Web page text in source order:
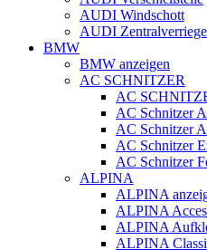
AUDI Windschott
AUDI
BMW
BMW anzeigen
AC SCHNITZER
AC
AC Schnitzer
AC Schnitzer
AC Schnitzer
AC Schnitzer
ALPINA
ALPINA
ALPINA
ALPINA
ALPINA